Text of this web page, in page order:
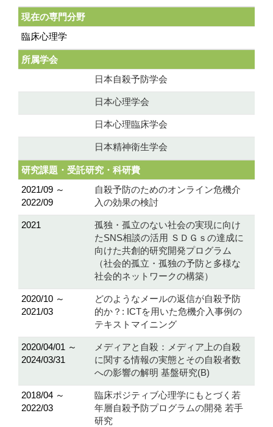
現在の専門分野
臨床心理学
所属学会
日本自殺予防学会
日本心理学会
日本心理臨床学会
日本精神衛生学会
研究課題・受託研究・科研費
2021/09 ～
2022/09
自殺予防のためのオンライン危機介
入の効果の検討
2021
孤独・孤⽴のない社会の実現に向け
たSNS相談の活⽤ ＳＤＧｓの達成に
向けた共創的研究開発プログラム
（社会的孤⽴・孤独の予防と多様な
社会的ネットワークの構築）
2020/10 ～
2021/03
どのようなメールの返信が自殺予防
的か？: ICTを用いた危機介入事例の
テキストマイニング
2020/04/01 ～
2024/03/31
メディアと自殺：メディア上の自殺
に関する情報の実態とその自殺者数
への影響の解明 基盤研究(B)
2018/04 ～
2022/03
臨床ポジティブ心理学にもとづく若
年層自殺予防プログラムの開発 若手
研究